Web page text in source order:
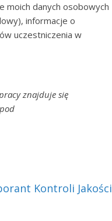
moich danych osobowych
informacje o
uczestniczenia w
znajduje się
Kontroli Jakości